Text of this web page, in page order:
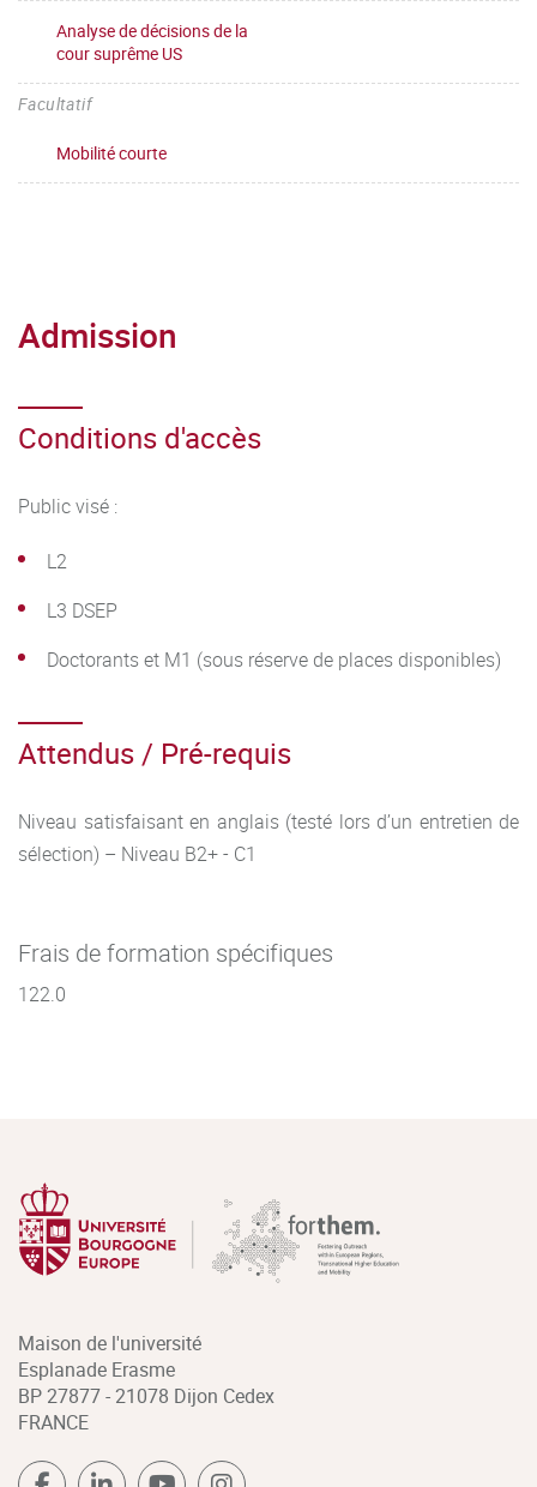
Analyse de décisions de la
cour suprême US
Facultatif
Mobilité courte
Admission
Conditions d'accès
Public visé :
L2
L3 DSEP
Doctorants et M1 (sous réserve de places disponibles)
Attendus / Pré-requis
Niveau satisfaisant en anglais (testé lors d’un entretien de
sélection) – Niveau B2+ - C1
Frais de formation spécifiques
122.0
Maison de l'université
Esplanade Erasme
BP 27877 - 21078 Dijon Cedex
FRANCE